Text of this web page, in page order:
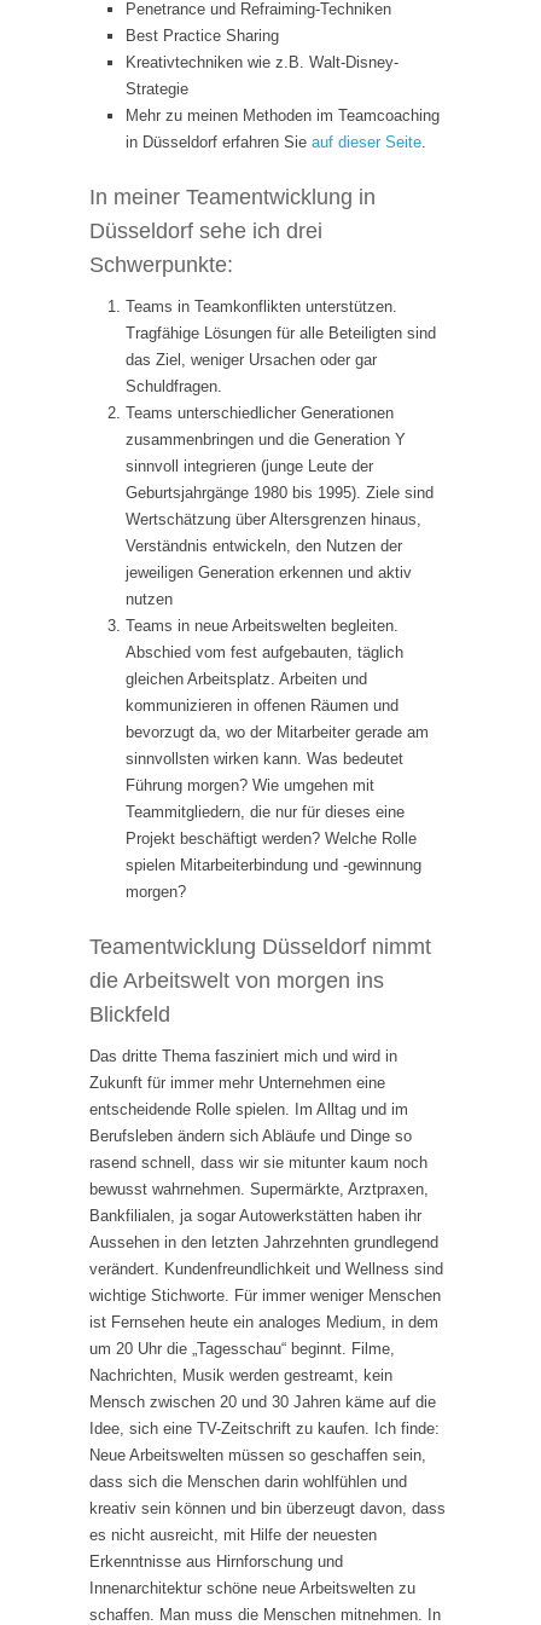
Penetrance und Refraiming-Techniken
Best Practice Sharing
Kreativtechniken wie z.B. Walt-Disney-
Strategie
Mehr zu meinen Methoden im Teamcoaching
in Düsseldorf erfahren Sie auf dieser Seite.
In meiner Teamentwicklung in
Düsseldorf sehe ich drei
Schwerpunkte:
Teams in Teamkonflikten unterstützen.
Tragfähige Lösungen für alle Beteiligten sind
das Ziel, weniger Ursachen oder gar
Schuldfragen.
Teams unterschiedlicher Generationen
zusammenbringen und die Generation Y
sinnvoll integrieren (junge Leute der
Geburtsjahrgänge 1980 bis 1995). Ziele sind
Wertschätzung über Altersgrenzen hinaus,
Verständnis entwickeln, den Nutzen der
jeweiligen Generation erkennen und aktiv
nutzen
Teams in neue Arbeitswelten begleiten.
Abschied vom fest aufgebauten, täglich
gleichen Arbeitsplatz. Arbeiten und
kommunizieren in offenen Räumen und
bevorzugt da, wo der Mitarbeiter gerade am
sinnvollsten wirken kann. Was bedeutet
Führung morgen? Wie umgehen mit
Teammitgliedern, die nur für dieses eine
Projekt beschäftigt werden? Welche Rolle
spielen Mitarbeiterbindung und -gewinnung
morgen?
Teamentwicklung Düsseldorf nimmt
die Arbeitswelt von morgen ins
Blickfeld
Das dritte Thema fasziniert mich und wird in
Zukunft für immer mehr Unternehmen eine
entscheidende Rolle spielen. Im Alltag und im
Berufsleben ändern sich Abläufe und Dinge so
rasend schnell, dass wir sie mitunter kaum noch
bewusst wahrnehmen. Supermärkte, Arztpraxen,
Bankfilialen, ja sogar Autowerkstätten haben ihr
Aussehen in den letzten Jahrzehnten grundlegend
verändert. Kundenfreundlichkeit und Wellness sind
wichtige Stichworte. Für immer weniger Menschen
ist Fernsehen heute ein analoges Medium, in dem
um 20 Uhr die „Tagesschau“ beginnt. Filme,
Nachrichten, Musik werden gestreamt, kein
Mensch zwischen 20 und 30 Jahren käme auf die
Idee, sich eine TV-Zeitschrift zu kaufen. Ich finde:
Neue Arbeitswelten müssen so geschaffen sein,
dass sich die Menschen darin wohlfühlen und
kreativ sein können und bin überzeugt davon, dass
es nicht ausreicht, mit Hilfe der neuesten
Erkenntnisse aus Hirnforschung und
Innenarchitektur schöne neue Arbeitswelten zu
schaffen. Man muss die Menschen mitnehmen. In